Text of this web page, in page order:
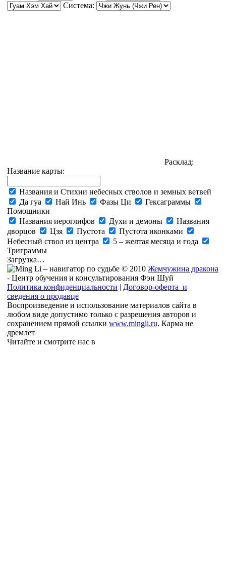
Система:
Расклад:
Название карты:
Названия и Стихии небесных стволов и земных ветвей
Да гуа
Най Инь Фазы Ци
Гексаграммы
Помощники
Названия иероглифов
Духи и демоны
Названия
дворцов
Цзя Пустота
Пустота иконками
Небесный ствол из центра
5 – желтая месяца и года
Триграммы
Загрузка…
© 2010 Жемчужина дракона
- Центр обучения и консультирования Фэн Шуй
Политика конфиденциальности
Договор-оферта и
сведения о продавце
Воспроизведение и использование материалов сайта в
любом виде допустимо только с разрешения авторов и
сохранением прямой ссылки www.mingli.ru. Карма не
дремлет
Читайте и смотрите нас в